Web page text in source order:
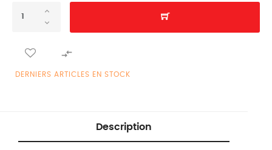

DERNIERS ARTICLES EN STOCK
Description